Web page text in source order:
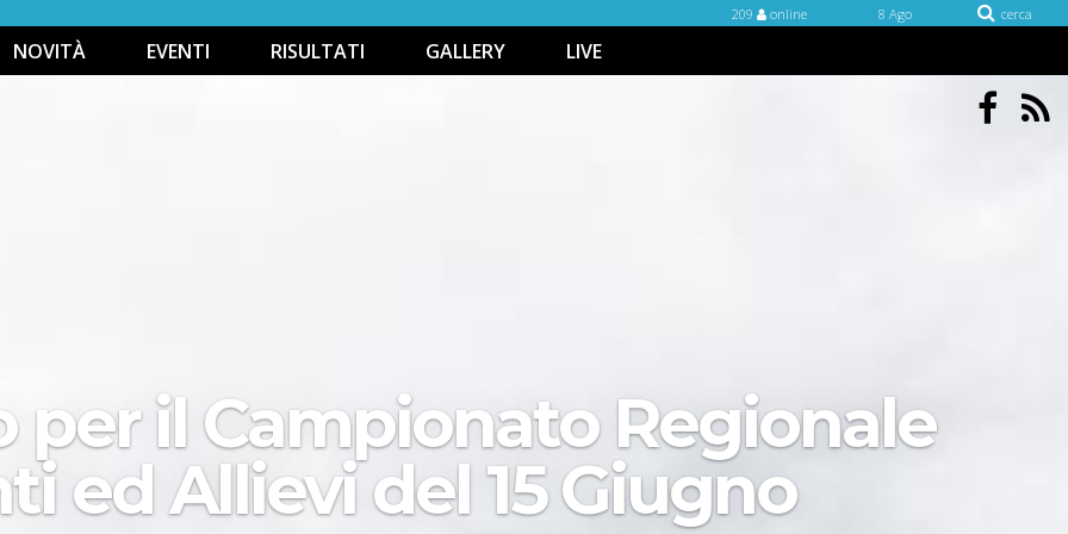
cerca
8 Ago
209 online
NOVITÀ EVENTI RISULTATI GALLERY LIVE
per il Campionato Regionale
ed Allievi del 15 Giugno